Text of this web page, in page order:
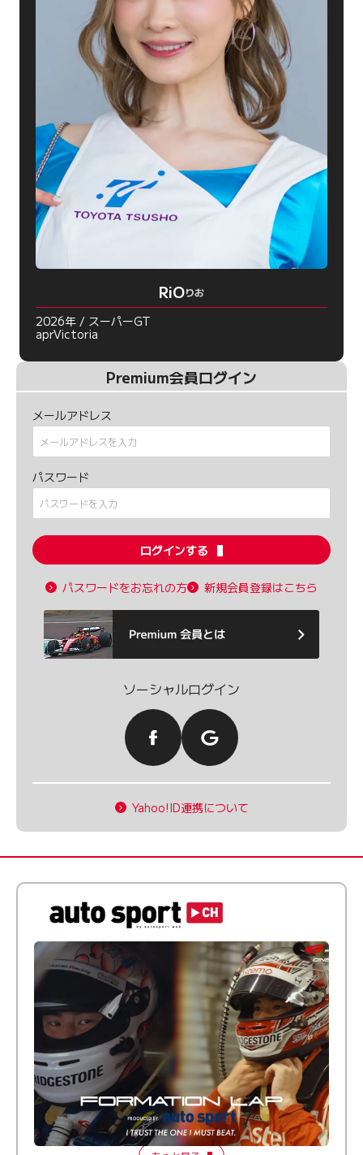
RiOりお
2026年 / スーパーGT
aprVictoria
Premium会員ログイン
メールアドレス
パスワード
ログインする
パスワードをお忘れの方 新規会員登録はこちら
ソーシャルログイン
Yahoo!ID連携について
倒す相手を、信じてる。小林利徠斗 × 野村勇斗
【FORMATION LAP Produced by auto sport】
2026 Episode 2